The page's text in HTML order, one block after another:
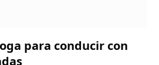
para conducir con